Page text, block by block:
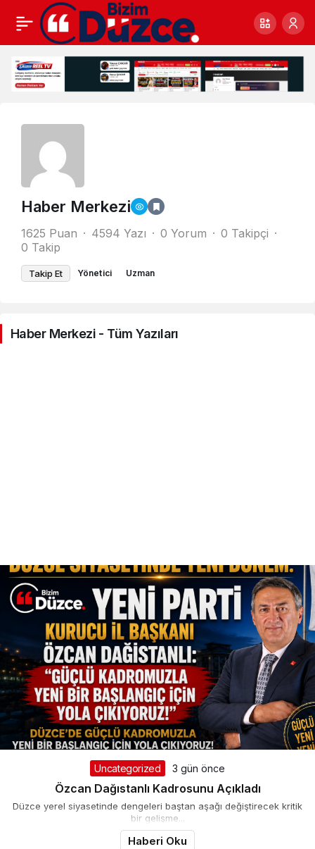
Haber Merkezi
1625 Puan 4594 Yazı 0 Yorum
0 Takipçi
0 Takip
Takip Et Yönetici Uzman
Haber Merkezi - Tüm Yazıları
Uncategorized 3 gün önce
Özcan Dağıstanlı Kadrosunu Açıkladı
Düzce yerel siyasetinde dengeleri baştan aşağı değiştirecek kritik
bir gelişme...
Haberi Oku